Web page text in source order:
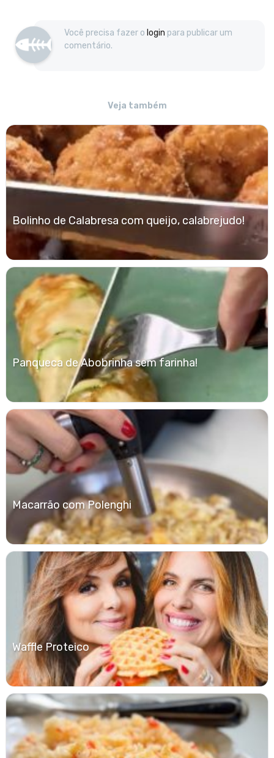
Você precisa fazer o login para publicar um
comentário.
Veja também
Bolinho de Calabresa com queijo, calabrejudo!
Panqueca de Abobrinha sem farinha!
Macarrão com Polenghi
Waffle Proteico